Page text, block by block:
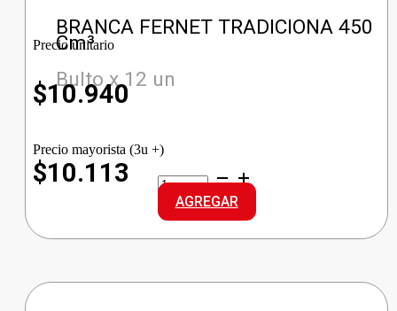
BRANCA FERNET TRADICIONA 450
Cm³
Bulto x 12 un
Precio unitario
$10.940
Precio mayorista (3u +)
$10.113
BRANCA
FERNET
TRADICIONA
cantidad
AGREGAR